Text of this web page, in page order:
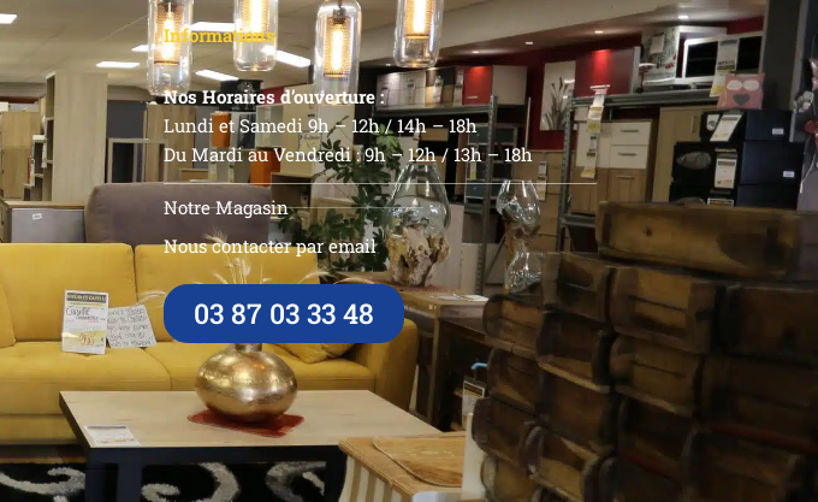
Informations
Nos Horaires d’ouverture :
Lundi et Samedi 9h – 12h / 14h – 18h
Du Mardi au Vendredi : 9h – 12h / 13h – 18h
Notre Magasin
Nous contacter par email
03 87 03 33 48